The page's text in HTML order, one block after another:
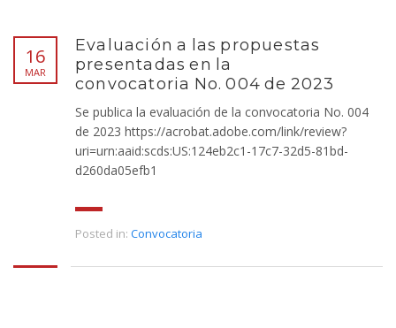
16
MAR
Evaluación a las propuestas
presentadas en la
convocatoria No. 004 de 2023
Se publica la evaluación de la convocatoria No. 004
de 2023 https://acrobat.adobe.com/link/review?
uri=urn:aaid:scds:US:124eb2c1-17c7-32d5-81bd-
d260da05efb1
Posted in: Convocatoria